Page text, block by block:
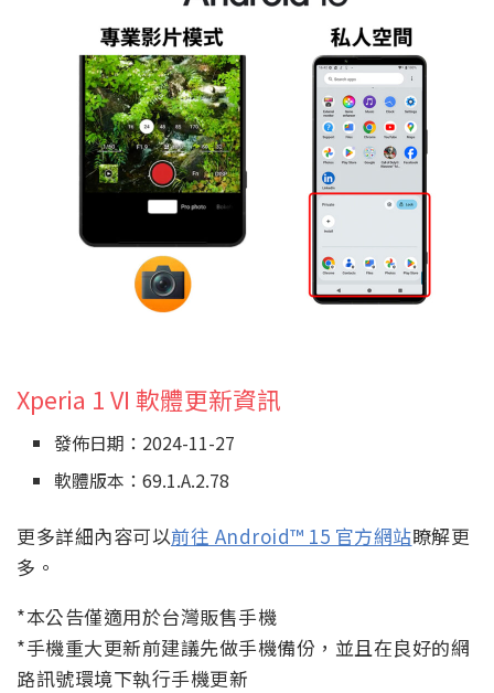
Xperia 1 VI 軟體更新資訊
發佈日期：2024-11-27
軟體版本：69.1.A.2.78
更多詳細內容可以前往 Android™ 15 官方網站瞭解更
多。
*本公告僅適用於台灣販售手機
*手機重大更新前建議先做手機備份，並且在良好的網
路訊號環境下執行手機更新